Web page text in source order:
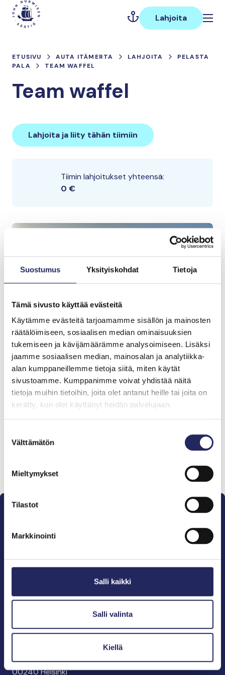
Suostumus Yksityiskohdat Tietoja
Tämä sivusto käyttää evästeitä
Käytämme evästeitä tarjoamamme sisällön ja mainosten
räätälöimiseen, sosiaalisen median ominaisuuksien
tukemiseen ja kävijämäärämme analysoimiseen. Lisäksi
jaamme sosiaalisen median, mainosalan ja analytiikka-
alan kumppaneillemme tietoja siitä, miten käytät
sivustoamme. Kumppanimme voivat yhdistää näitä
tietoja muihin tietoihin, joita olet antanut heille tai joita on
kerätty, kun olet käyttänyt heidän palvelujaan.
valinta
Välttämätön
Mieltymykset
Tilastot
Markkinointi
Salli kaikki
Salli valinta
Kiellä
Hyppää
sisältöön
Päävalikko
Lahjoita
ETUSIVU AUTA ITÄMERTA LAHJOITA
PELASTA
PALA
TEAM WAFFEL
Team waffel
Lahjoita ja liity tähän tiimiin
Tiimin lahjoitukset yhteensä:
0 €
Tiimille tehdyt
John Nurmisen Säätiö on Itämeren suojelija, meren
puolestapuhuja, merikulttuurin vaalija ja
merikirjallisuuden kustantaja.
John Nurmisen Säätiö sr.
Pasilankatu 2
00240 Helsinki